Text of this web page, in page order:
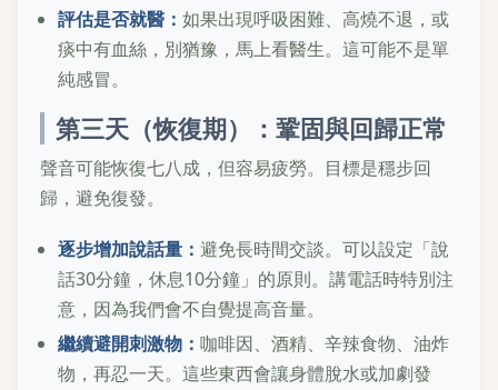
評估是否就醫： 如果出現呼吸困難、高燒不退，或
痰中有血絲，別猶豫，馬上看醫生。這可能不是單
純感冒。
第三天（恢復期）：鞏固與回歸正常
聲音可能恢復七八成，但容易疲勞。目標是穩步回
歸，避免復發。
逐步增加說話量： 避免長時間交談。可以設定「說
話30分鐘，休息10分鐘」的原則。講電話時特別注
意，因為我們會不自覺提高音量。
繼續避開刺激物： 咖啡因、酒精、辛辣食物、油炸
物，再忍一天。這些東西會讓身體脫水或加劇發